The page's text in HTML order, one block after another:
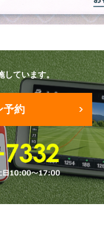
しています。
予約